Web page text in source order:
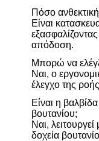
Πόσο
Είναι
απόδοση.
Μπορώ να
Ναι, ο
έλεγχο της
Είναι η
βουτανίου;
Ναι,
δοχεία